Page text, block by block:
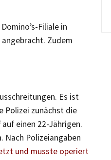
Filiale in
Zudem
Es ist
Polizei zunächst die
einen 22-Jährigen.
Nach Polizeiangaben
und musste operiert